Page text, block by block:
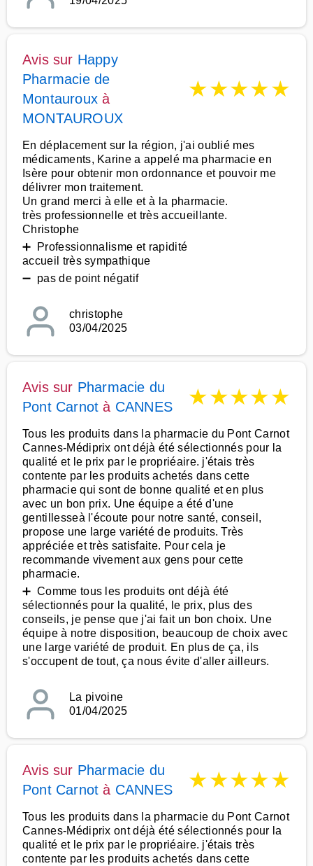
Avis sur Happy
Pharmacie de
Montauroux à
MONTAUROUX
★★★★★
En déplacement sur la région, j'ai oublié mes
médicaments, Karine a appelé ma pharmacie en
Isère pour obtenir mon ordonnance et pouvoir me
délivrer mon traitement.
Un grand merci à elle et à la pharmacie.
très professionnelle et très accueillante.
Christophe
➕ Professionnalisme et rapidité
accueil très sympathique
➖ pas de point négatif
christophe
03/04/2025
Avis sur Pharmacie du
Pont Carnot à CANNES ★★★★★
Tous les produits dans la pharmacie du Pont Carnot
Cannes-Médiprix ont déjà été sélectionnés pour la
qualité et le prix par le propriéaire. j'étais très
contente par les produits achetés dans cette
pharmacie qui sont de bonne qualité et en plus
avec un bon prix. Une équipe a été d'une
gentillesseà l'écoute pour notre santé, conseil,
propose une large variété de produits. Très
appréciée et très satisfaite. Pour cela je
recommande vivement aux gens pour cette
pharmacie.
➕ Comme tous les produits ont déjà été
sélectionnés pour la qualité, le prix, plus des
conseils, je pense que j'ai fait un bon choix. Une
équipe à notre disposition, beaucoup de choix avec
une large variété de produit. En plus de ça, ils
s'occupent de tout, ça nous évite d'aller ailleurs.
La pivoine
01/04/2025
Avis sur Pharmacie du
Pont Carnot à CANNES ★★★★★
Tous les produits dans la pharmacie du Pont Carnot
Cannes-Médiprix ont déjà été sélectionnés pour la
qualité et le prix par le propriéaire. j'étais très
contente par les produits achetés dans cette